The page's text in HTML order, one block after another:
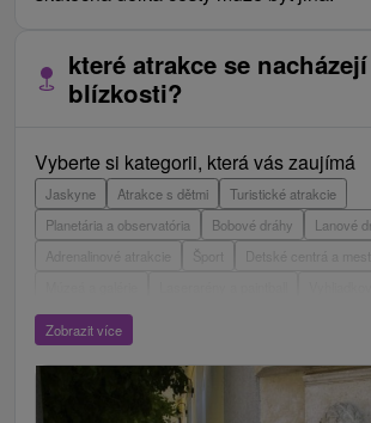
které atrakce se
blízkosti?
Vyberte si kategorii, která vás zaujímá
Jaskyne Atrakce s dětmi
Turistické atrakcie
Planetária a observatória
Bobové dráhy
Lanové
Adrenalinové atrakcie
Detské centrá a
ZOO a zvieracie farmy
Mestské a zámocké parky
Jazerá, plesá, vodné nádrže
Technické pamiatky
Drevené kostolíky Hrady, zámky,
Zobrazit více